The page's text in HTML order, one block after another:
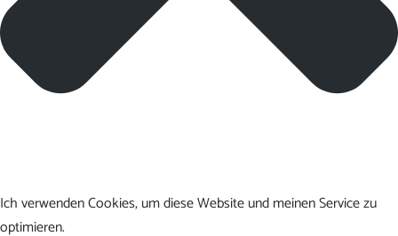
Ich verwenden Cookies, um diese Website und meinen Service zu
optimieren.